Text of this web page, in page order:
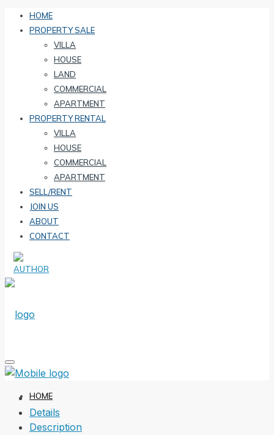
HOME
PROPERTY SALE
VILLA
HOUSE
LAND
COMMERCIAL
APARTMENT
PROPERTY RENTAL
VILLA
HOUSE
COMMERCIAL
APARTMENT
SELL/RENT
JOIN US
ABOUT
CONTACT
HOME
Details
Description